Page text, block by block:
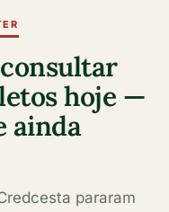
hoje —
ainda
pararam